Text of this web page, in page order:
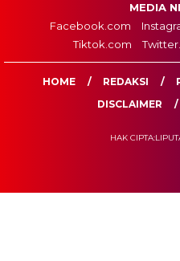
MEDIA
Facebook.com
Tiktok.com
HOME REDAKSI
DISCLAIMER
HAK